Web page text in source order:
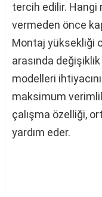
tercih edilir. Hangi
vermeden önce
Montaj yüksekliği
arasında değişiklik
modelleri
maksimum
çalışma özelliği,
yardım eder.